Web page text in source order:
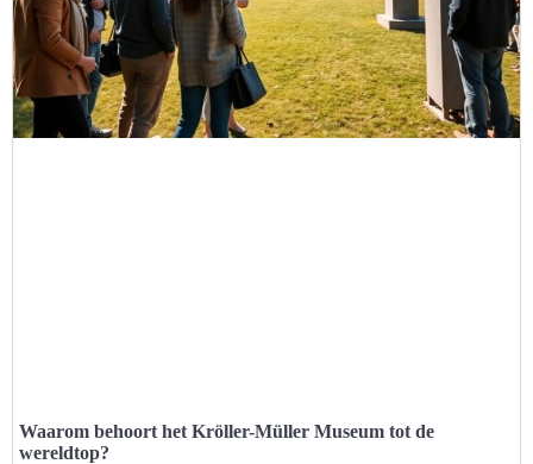
Waarom behoort het Kröller-Müller Museum tot de
wereldtop?